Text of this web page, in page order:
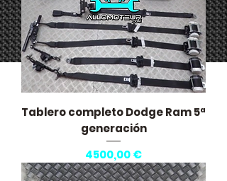
Tablero completo Dodge Ram 5ª
generación
Precio
4500,00 €